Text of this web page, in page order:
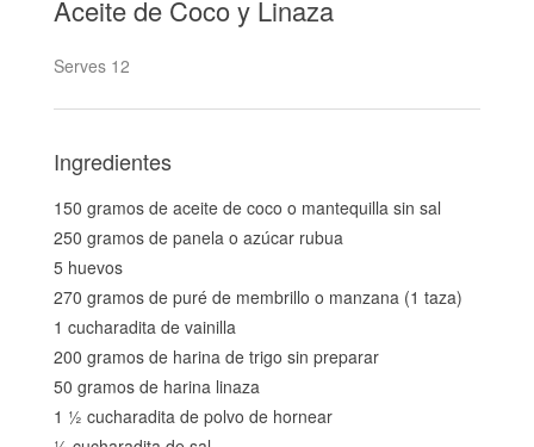
Aceite de Coco y Linaza
Serves 12
Ingredientes
150 gramos de aceite de coco o mantequilla sin sal
250 gramos de panela o azúcar rubua
5 huevos
270 gramos de puré de membrillo o manzana (1 taza)
1 cucharadita de vainilla
200 gramos de harina de trigo sin preparar
50 gramos de harina linaza
1 ½ cucharadita de polvo de hornear